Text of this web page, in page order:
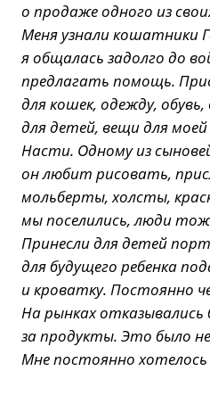
о продаже одного из
Меня узнали кошатники
я общалась задолго до
предлагать помощь.
для кошек, одежду,
для детей, вещи для
Насти. Одному из
он любит рисовать,
мольберты, холсты,
мы поселились, люди
Принесли для детей
для будущего ребенка
и кроватку. Постоянно
На рынках отказывались
за продукты. Это было
Мне постоянно